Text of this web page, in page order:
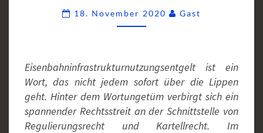
18. November 2020 Gast
Eisenbahninfrastrukturnutzungsentgelt ist ein
Wort, das nicht jedem sofort über die Lippen
geht. Hinter dem Wortungetüm verbirgt sich ein
spannender Rechtsstreit an der Schnittstelle von
Regulierungsrecht und Kartellrecht. Im